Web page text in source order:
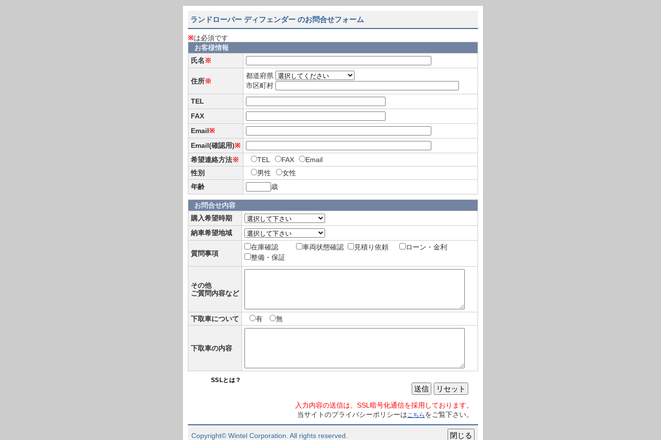
ランドローバー ディフェンダー のお問合せフォーム
※は必須です
お客様情報
氏名※
住所※
都道府県
市区町村
TEL
FAX
Email※
Email(確認用)※
希望連絡方法※ TEL FAX
Email
性別
男性
女性
年齢
歳
お問合せ内容
購入希望時期
納車希望地域
質問事項
在庫確認 車両状態確認 見積り依頼
ローン・金利
整備・保証
その他
ご質問内容など
下取車について 有 無
下取車の内容
SSLとは？
リセット
送信
入力内容の送信は、SSL暗号化通信を採用しております。
当サイトのプライバシーポリシーはこちら をご覧下さい。
Copyright© Wintel Corporation. All rights reserved.